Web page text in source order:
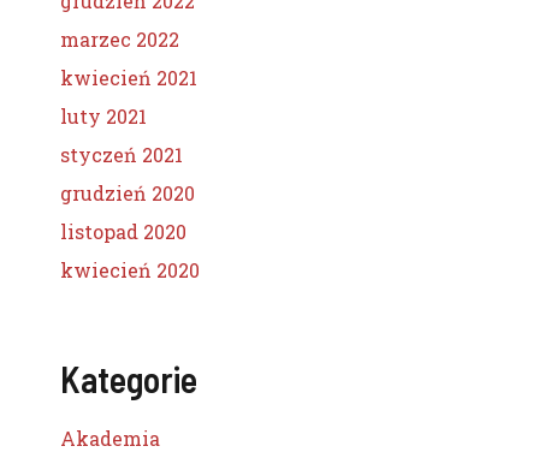
marzec 2022
kwiecień 2021
luty 2021
styczeń 2021
grudzień 2020
listopad 2020
kwiecień 2020
Kategorie
Akademia